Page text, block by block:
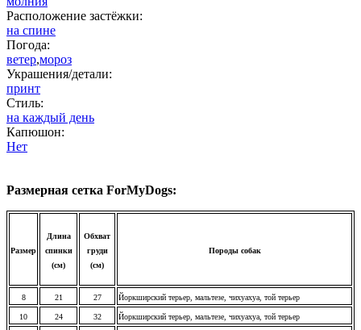
Расположение застёжки:
на спине
Погода:
ветер,мороз
Украшения/детали:
принт
Стиль:
на каждый день
Капюшон:
Нет
Размерная сетка ForMyDogs:
Размер
Длина
спинки
(см)
Обхват
груди
(см)
Породы собак
8 21 27 Йоркширский терьер, мальтезе, чихуахуа, той терьер
10 24 32 Йоркширский терьер, мальтезе, чихуахуа, той терьер